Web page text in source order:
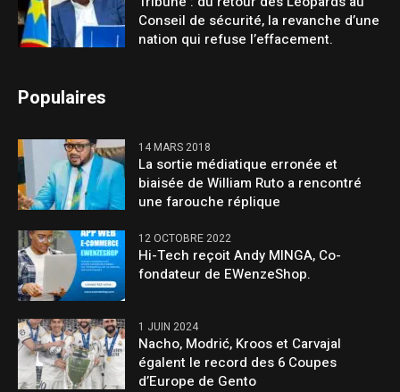
Conseil de sécurité, la revanche d’une
nation qui refuse l’effacement.
Populaires
14 MARS 2018
La sortie médiatique erronée et
biaisée de William Ruto a rencontré
une farouche réplique
12 OCTOBRE 2022
Hi-Tech reçoit Andy MINGA, Co-
fondateur de EWenzeShop.
1 JUIN 2024
Nacho, Modrić, Kroos et Carvajal
égalent le record des 6 Coupes
d’Europe de Gento